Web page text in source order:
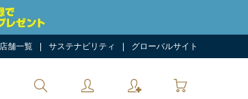
店舗一覧 サステナビリティ グローバルサイト